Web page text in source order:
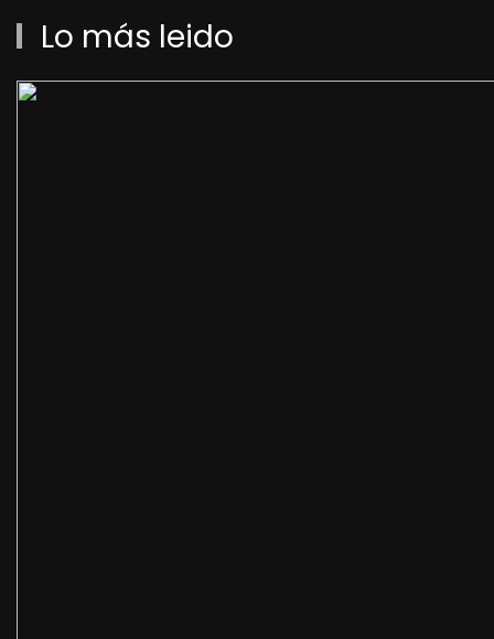
Lo más leido